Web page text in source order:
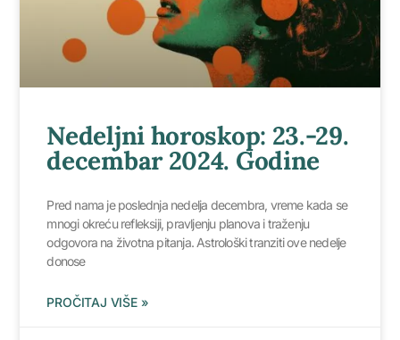
Nedeljni horoskop: 23.-29.
decembar 2024. Godine
Pred nama je poslednja nedelja decembra, vreme kada se
mnogi okreću refleksiji, pravljenju planova i traženju
odgovora na životna pitanja. Astrološki tranziti ove nedelje
donose
PROČITAJ VIŠE »